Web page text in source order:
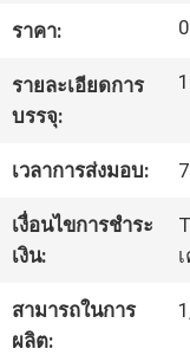
เรา
ทัวร์
โรงงาน
ควบคุม
คุณภาพ
ราคา:
รายละเอียดการ
บรรจุ:
เวลาการส่งมอบ:
เงื่อนไขการชำระ
เงิน:
สามารถในการ
ผลิต: